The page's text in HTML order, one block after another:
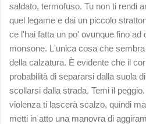
saldato, termofuso. Tu non ti rendi
quel legame e dai un piccolo
ce l'hai fatta un po' ovunque fino ad
monsone. L'unica cosa che
della calzatura. È evidente che il
probabilità di separarsi dalla suola
scollarsi dalla strada. Temi il
violenza ti lascerà scalzo, quindi
metti in atto una manovra di